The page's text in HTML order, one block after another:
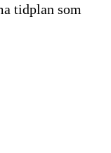
tidplan som